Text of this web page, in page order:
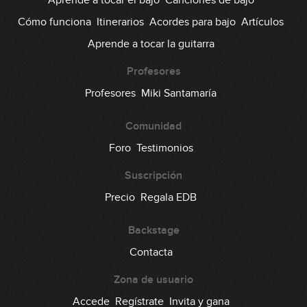
Modos de ritmo (avanzado)
(principiante)
(intermedio)
Desplazamiento rítmico
Cómo funciona Itinerarios Acordes para bajo Artículos
Aprende a tocar la guitarra
Profesores
Profesores Miki Santamaría
Comunidad
Foro Testimonios
Suscripción
Precio Regala EDB
Backstage
Contacta
Zona de usuario
Accede Regístrate Invita y gana